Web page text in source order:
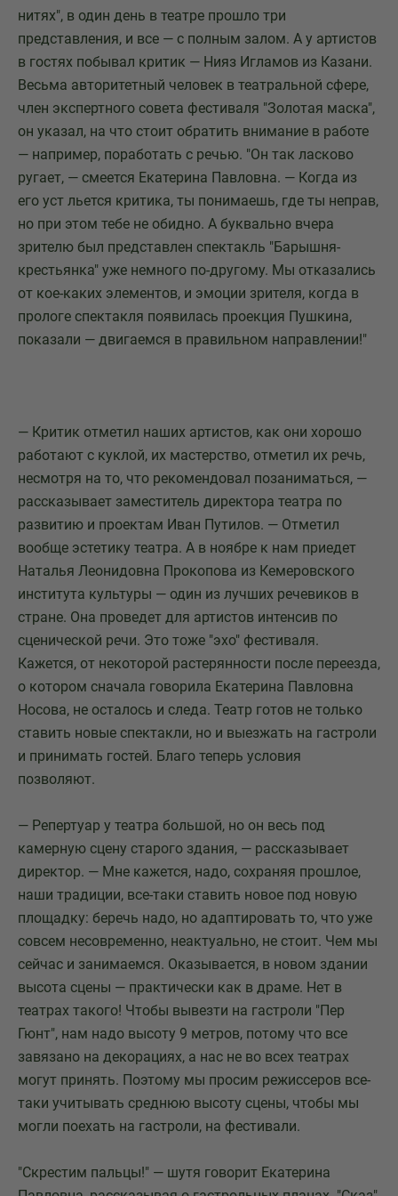
нитях", в один день в театре прошло три
представления, и все — с полным залом. А у артистов
в гостях побывал критик — Нияз Игламов из Казани.
Весьма авторитетный человек в театральной сфере,
член экспертного совета фестиваля "Золотая маска",
он указал, на что стоит обратить внимание в работе
— например, поработать с речью. "Он так ласково
ругает, — смеется Екатерина Павловна. — Когда из
его уст льется критика, ты понимаешь, где ты неправ,
но при этом тебе не обидно. А буквально вчера
зрителю был представлен спектакль "Барышня-
крестьянка" уже немного по-другому. Мы отказались
от кое-каких элементов, и эмоции зрителя, когда в
прологе спектакля появилась проекция Пушкина,
показали — двигаемся в правильном направлении!"
— Критик отметил наших артистов, как они хорошо
работают с куклой, их мастерство, отметил их речь,
несмотря на то, что рекомендовал позаниматься, —
рассказывает заместитель директора театра по
развитию и проектам Иван Путилов. — Отметил
вообще эстетику театра. А в ноябре к нам приедет
Наталья Леонидовна Прокопова из Кемеровского
института культуры — один из лучших речевиков в
стране. Она проведет для артистов интенсив по
сценической речи. Это тоже "эхо" фестиваля.
Кажется, от некоторой растерянности после переезда,
о котором сначала говорила Екатерина Павловна
Носова, не осталось и следа. Театр готов не только
ставить новые спектакли, но и выезжать на гастроли
и принимать гостей. Благо теперь условия
позволяют.
— Репертуар у театра большой, но он весь под
камерную сцену старого здания, — рассказывает
директор. — Мне кажется, надо, сохраняя прошлое,
наши традиции, все-таки ставить новое под новую
площадку: беречь надо, но адаптировать то, что уже
совсем несовременно, неактуально, не стоит. Чем мы
сейчас и занимаемся. Оказывается, в новом здании
высота сцены — практически как в драме. Нет в
театрах такого! Чтобы вывезти на гастроли "Пер
Гюнт", нам надо высоту 9 метров, потому что все
завязано на декорациях, а нас не во всех театрах
могут принять. Поэтому мы просим режиссеров все-
таки учитывать среднюю высоту сцены, чтобы мы
могли поехать на гастроли, на фестивали.
"Скрестим пальцы!" — шутя говорит Екатерина